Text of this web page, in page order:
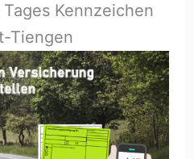
Kennzeichen
Tiengen